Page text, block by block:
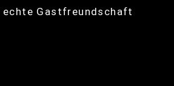
echte Gastfreundschaft